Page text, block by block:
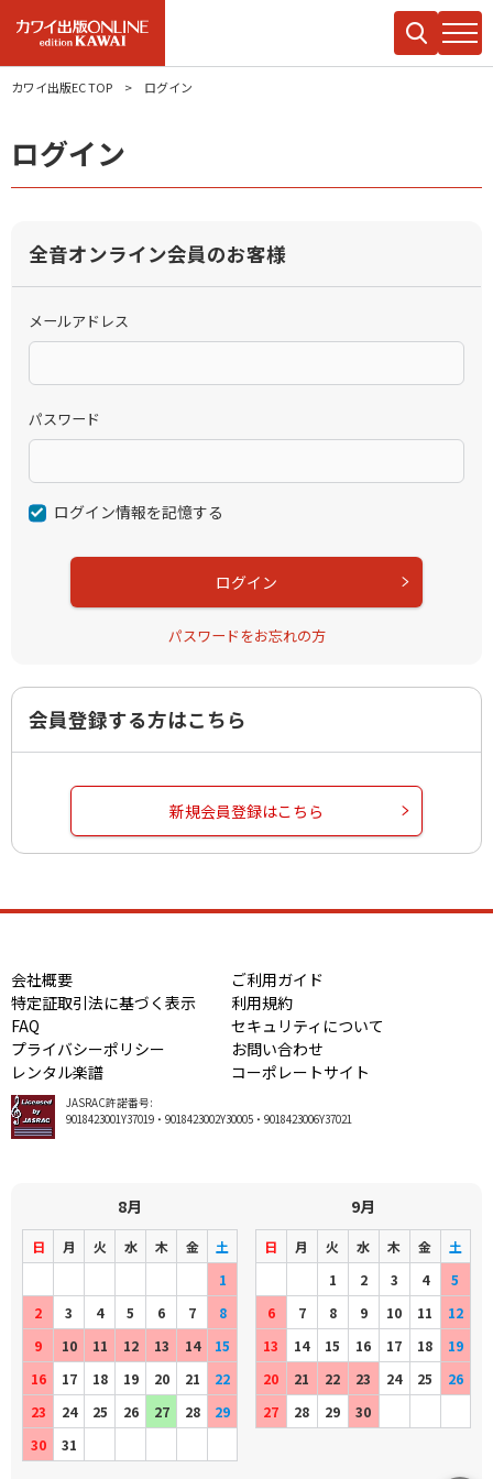
カワイ出版EC TOP ログイン
ログイン
全音オンライン会員のお客様
メールアドレス
パスワード
ログイン情報を記憶する
ログイン
パスワードをお忘れの方
会員登録する方はこちら
新規会員登録はこちら
会社概要
ご利用ガイド
特定証取引法に基づく表示
利用規約
FAQ
セキュリティについて
プライバシーポリシー
お問い合わせ
レンタル楽譜
コーポレートサイト
JASRAC許諾番号:
9018423001Y37019・9018423002Y30005・9018423006Y37021
8月
日 月 火 水 木 金
土
1
2
3 4 5 6 7
8
9
10 11 12 13 14
15
16
17 18 19 20 21
22
23
24 25 26 27 28
29
30
31
9月
日 月 火 水 木 金
土
1
2 3 4
5
6
7 8 9 10 11
12
13
14 15 16 17 18
19
20
21 22 23 24 25
26
27
28 29 30